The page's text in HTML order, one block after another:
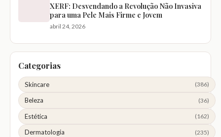
XERF: Desvendando a Revolução Não Invasiva
para uma Pele Mais Firme e Jovem
abril 24, 2026
Categorias
Skincare (386)
Beleza (36)
Estética (162)
Dermatologia (235)